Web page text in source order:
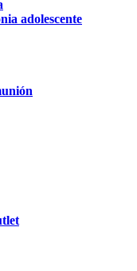
adolescente